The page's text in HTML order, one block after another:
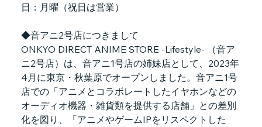
日：月曜（祝日は営業）
◆音アニ2号店につきまして
ONKYO DIRECT ANIME STORE -Lifestyle- （音ア
ニ2号店）は、音アニ1号店の姉妹店として、2023年
4月に東京・秋葉原でオープンしました。音アニ1号
店での「アニメとコラボレートしたイヤホンなどの
オーディオ機器・雑貨類を提供する店舗」との差別
化を図り、「アニメやゲームIPをリスペクトした